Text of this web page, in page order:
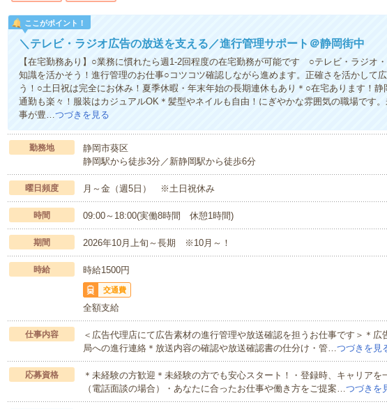
ここがポイント！
＼テレビ・ラジオ広告の放送を支える／進行管理サポート＠静岡街中
【在宅勤務あり】○業務に慣れたら週1‐2回程度の在宅勤務が可能です ○テレビ・ラジオ
知識を活かそう！進行管理のお仕事○コツコツ確認しながら進めます。正確さを活かして
う！○土日祝は完全にお休み！夏季休暇・年末年始の長期連休もあり＊○在宅あります！静
通勤も楽々！服装はカジュアルOK＊髪型やネイルも自由！にぎやかな雰囲気の職場です
事が豊…つづきを見る
勤務地
静岡市葵区
静岡駅から徒歩3分／新静岡駅から徒歩6分
曜日頻度 月～金（週5日） ※土日祝休み
時間 09:00～18:00(実働8時間 休憩1時間)
期間 2026年10月上旬～長期 ※10月～！
時給 時給1500円
交通費
全額支給
仕事内容
＜広告代理店にて広告素材の進行管理や放送確認を担うお仕事です＞＊広
局への進行連絡＊放送内容の確認や放送確認書の仕分け・管…つづきを見
応募資格
＊未経験の方歓迎＊未経験の方でも安心スタート！・登録時、キャリアを
（電話面談の場合）・あなたに合ったお仕事や働き方をご提案…つづきを